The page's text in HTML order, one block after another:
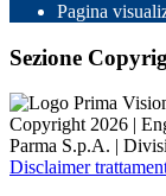
Pagina
Sezione
Copyright 2026 |
Parma S.p.A. |
Disclaimer